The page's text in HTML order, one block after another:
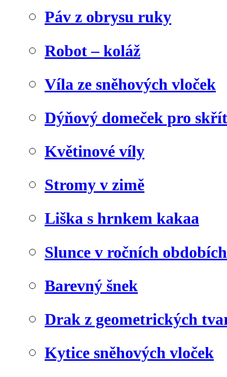
Páv z obrysu ruky
Robot – koláž
Víla ze sněhových vloček
Dýňový domeček pro
Květinové víly
Stromy v zimě
Liška s hrnkem kakaa
Slunce v ročních obdobích
Barevný šnek
Drak z geometrických
Kytice sněhových vloček